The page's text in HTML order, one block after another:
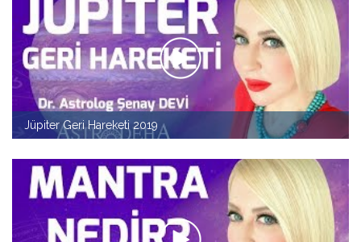
Jüpiter Geri Hareketi 2019